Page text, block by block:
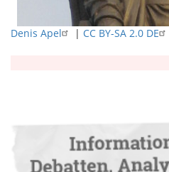
Denis Apel | CC BY-SA 2.0 DE